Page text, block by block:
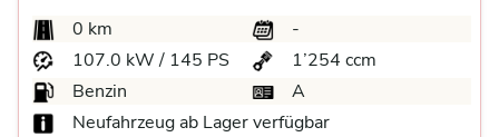
0 km
-
107.0 kW / 145 PS
1’254 ccm
Benzin
A
Neufahrzeug ab Lager verfügbar